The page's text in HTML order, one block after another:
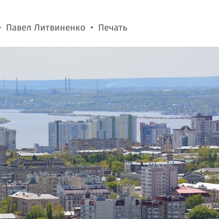
Павел Литвиненко Печать